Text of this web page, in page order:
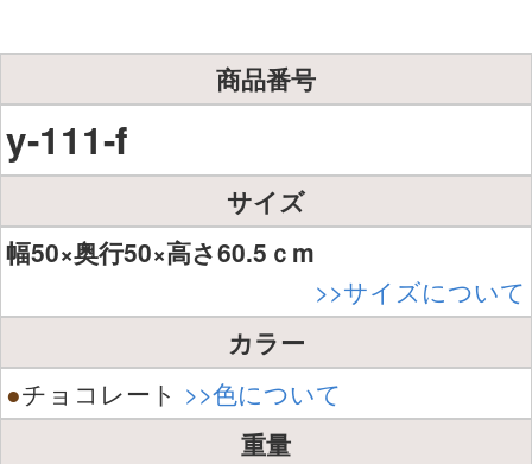
商品番号
y-111-f
サイズ
幅50×奥行50×高さ60.5ｃm
>>サイズについて
カラー
●チョコレート >>色について
重量